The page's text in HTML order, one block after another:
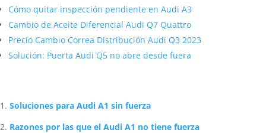
Cómo quitar inspección pendiente en Audi A3
Cambio de Aceite Diferencial Audi Q7 Quattro
Precio Cambio Correa Distribución Audi Q3 2023
Solución: Puerta Audi Q5 no abre desde fuera
Soluciones para Audi A1 sin fuerza
Razones por las que el Audi A1 no tiene fuerza